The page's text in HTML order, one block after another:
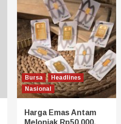
Bursa
Headlines
Nasional
Harga Emas Antam